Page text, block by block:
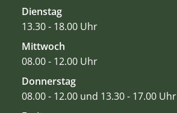
Dienstag
13.30 - 18.00 Uhr
Mittwoch
08.00 - 12.00 Uhr
Donnerstag
08.00 - 12.00 und 13.30 - 17.00 Uhr